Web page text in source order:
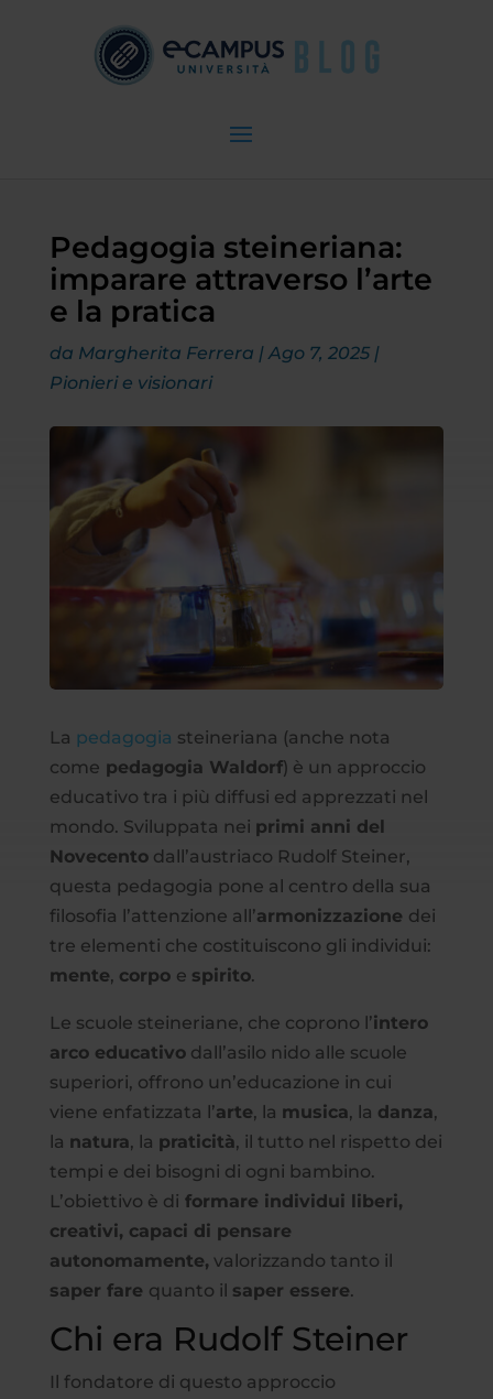
Pedagogia steineriana:
imparare attraverso l’arte
e la pratica
da Margherita Ferrera |Ago 7, 2025|
Pionieri e visionari
La pedagogia steineriana (anche nota
come pedagogia Waldorf) è un approccio
educativo tra i più diffusi ed apprezzati nel
mondo. Sviluppata nei primi anni del
Novecentodall’austriaco Rudolf Steiner,
questa pedagogia pone al centro della sua
filosofia l’attenzione all’armonizzazione dei
tre elementi che costituiscono gli individui:
mente, corpo e spirito.
Le scuole steineriane, che coprono l’intero
arco educativodall’asilo nido alle scuole
superiori, offrono un’educazione in cui
viene enfatizzata l’arte, la musica, la danza,
la natura, la praticità, il tutto nel rispetto dei
tempi e dei bisogni di ogni bambino.
L’obiettivo è di formare individui liberi,
creativi, capaci di pensare
autonomamente, valorizzando tanto il
saper fare quanto il saper essere.
Chi era Rudolf Steiner
Il fondatore di questo approccio